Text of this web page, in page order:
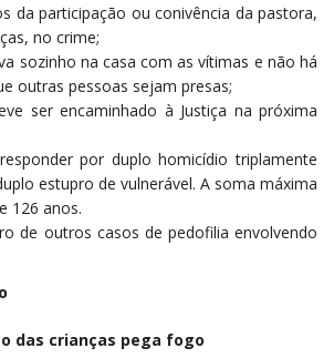
da participação ou conivência da pastora,
no crime;
sozinho na casa com as vítimas e não há
outras pessoas sejam presas;
ser encaminhado à Justiça na próxima
por duplo homicídio triplamente
estupro de vulnerável. A soma máxima
126 anos.
de outros casos de pedofilia envolvendo
das crianças pega fogo